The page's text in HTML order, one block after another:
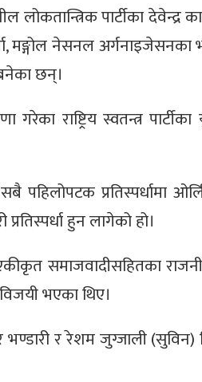
लोकतान्त्रिक पार्टीका
मङ्गोल नेसनल
छन्।
राष्ट्रिय स्वतन्त्र
पहिलोपटक प्रतिस्पर्धामा
हुन लागेको हो।
एकीकृत समाजवादीसहितका
भएका थिए।
र रेशम जुग्जाली (सुविन)